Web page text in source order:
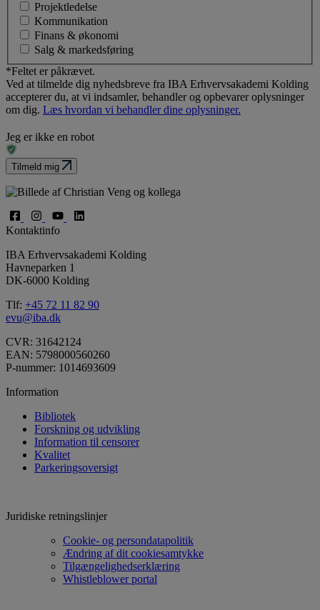
Projektledelse
Kommunikation
Finans & økonomi
Salg & markedsføring
*Feltet er påkrævet.
Ved at tilmelde dig nyhedsbreve fra IBA Erhvervsakademi Kolding
accepterer du, at vi indsamler, behandler og opbevarer oplysninger
om dig. Læs hvordan vi behandler dine oplysninger.
Jeg er ikke en robot
Tilmeld mig
Kontaktinfo
IBA Erhvervsakademi Kolding
Havneparken 1
DK-6000 Kolding
Tlf: +45 72 11 82 90
evu@iba.dk
CVR: 31642124
EAN: 5798000560260
P-nummer: 1014693609
Information
Bibliotek
Forskning og udvikling
Information til censorer
Kvalitet
Parkeringsoversigt
Juridiske retningslinjer
Cookie- og persondatapolitik
Ændring af dit cookiesamtykke
Tilgængelighedserklæring
Whistleblower portal